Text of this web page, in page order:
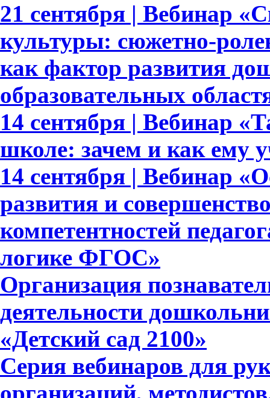
21 сентября | Вебинар
культуры: сюжетно-
как фактор развития
образовательных
14 сентября | Вебинар
школе: зачем и как ему
14 сентября | Вебинар
развития и
компетентностей
логике ФГОС»
Организация
деятельности
«Детский сад 2100»
Серия вебинаров для